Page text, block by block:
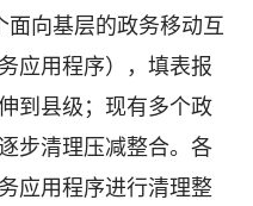
向基层的政务移动互
应用程序），填表报
到县级；现有多个政
步清理压减整合。各
应用程序进行清理整